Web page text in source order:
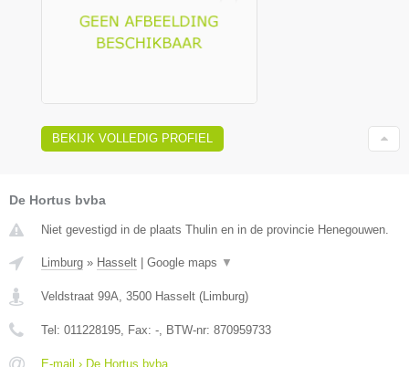
BEKIJK VOLLEDIG PROFIEL
De Hortus bvba
Niet gevestigd in de plaats Thulin en in de provincie Henegouwen.
Limburg » Hasselt Google maps ▼
Veldstraat 99A, 3500 Hasselt (Limburg)
Tel: 011228195, Fax: -, BTW-nr: 870959733
E-mail › De Hortus bvba